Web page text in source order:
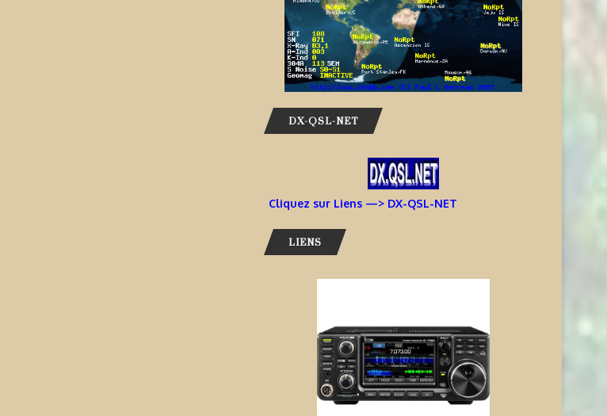
DX-QSL-NET
Cliquez sur Liens —> DX-QSL-NET
LIENS